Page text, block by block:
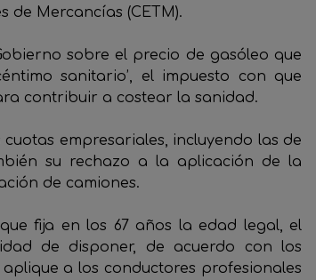
de Mercancías (CETM).
sobre el precio de gasóleo que
sanitario’, el impuesto con que
contribuir a costear la sanidad.
empresariales, incluyendo las de
su rechazo a la aplicación de la
de camiones.
fija en los 67 años la edad legal, el
de disponer, de acuerdo con los
a los conductores profesionales